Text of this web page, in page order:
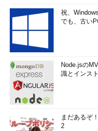
祝、
でも、古い
Node.jsの
識とインス
まだあるぞ
2